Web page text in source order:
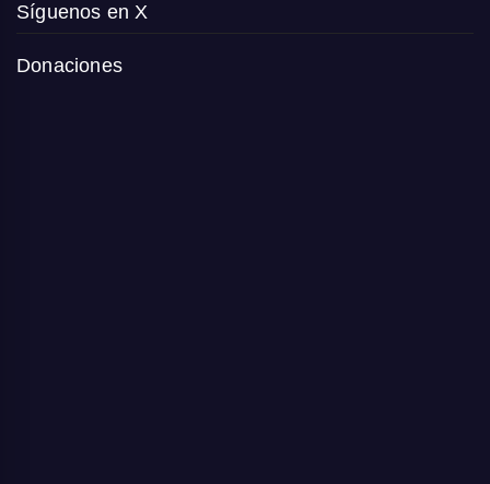
Síguenos en X
Donaciones